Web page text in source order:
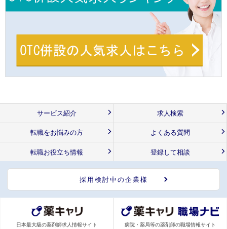
サービス紹介 求人検索
転職をお悩みの方 よくある質問
転職お役立ち情報 登録して相談
採用検討中の企業様
日本最大級の薬剤師求人情報サイト 病院・薬局等の薬剤師の職場情報サイト